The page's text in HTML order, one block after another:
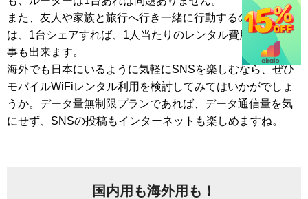
また、友人や家族と旅行へ行き一緒に行動するのであれ
は、1台シェアすれば、1人当たりのレンタル費用を抑える
事も出来ます。
海外でも日本にいるように気軽にSNSを楽しむなら、ぜひ
モバイルWiFiレンタル利用を検討してみてはいかがでしょ
うか。データ量無制限プランであれば、データ通信量を気
にせず、SNSの投稿もインターネットも楽しめますね。
国内用も海外用も！